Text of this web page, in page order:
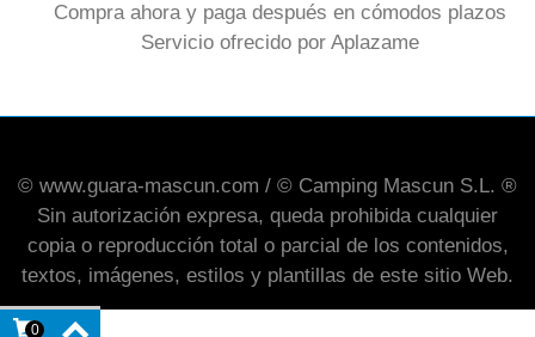
Compra ahora y paga después en cómodos plazos
Servicio ofrecido por Aplazame
© www.guara-mascun.com / © Camping Mascun S.L. ®
Sin autorización expresa, queda prohibida cualquier
copia o reproducción total o parcial de los contenidos,
textos, imágenes, estilos y plantillas de este sitio Web.
0